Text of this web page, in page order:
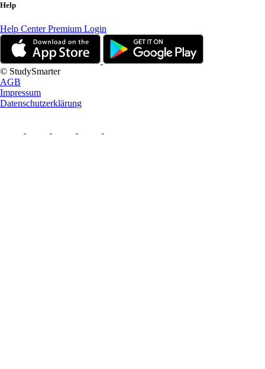
Help
Help CenterPremium Login
© StudySmarter
AGB
Impressum
Datenschutzerklärung